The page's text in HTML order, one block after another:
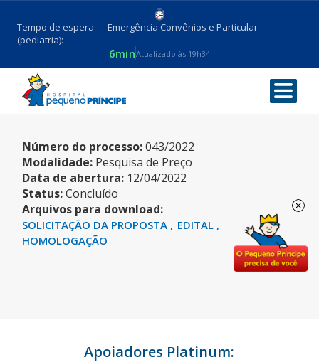
Tempo de espera — Emergência Convênios e Particular
(pediatria):
6minAtualizado às 19h34
INSUMOS – JARDINAGEM
Número do processo:043/2022
Modalidade: Pesquisa de Preço
Data de abertura: 12/04/2022
Status:Concluído
Arquivos para download:
SOLICITAÇÃO DA PROPOSTA
EDITAL
HOMOLOGAÇÃO
Apoiadores Platinum: